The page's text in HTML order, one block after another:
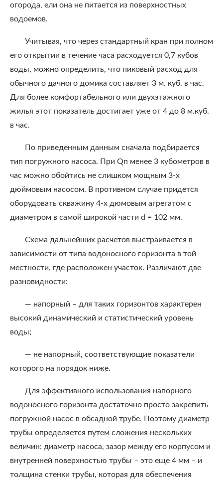
огорода, ели она не питается из поверхностных
водоемов.
Учитывая, что через стандартный кран при полном
его открытии в течение часа расходуется 0,7 кубов
воды, можно определить, что пиковый расход для
обычного дачного домика составляет 3 м. куб. в час.
Для более комфортабельного или двухэтажного
жилья этот показатель достигает уже от 4 до 8 м.куб.
в час.
По приведенным данным сначала подбирается
тип погружного насоса. При Qп менее 3 кубометров в
час можно обойтись не слишком мощным 3-х
дюймовым насосом. В противном случае придется
оборудовать скважину 4-х дюмовым агрегатом с
диаметром в самой широкой части d = 102 мм.
Схема дальнейших расчетов выстраивается в
зависимости от типа водоносного горизонта в той
местности, где расположен участок. Различают две
разновидности:
— напорный – для таких горизонтов характерен
высокий динамический и статистический уровень
воды;
— не напорный, соответствующие показатели
которого на порядок ниже.
Для эффективного использования напорного
водоносного горизонта достаточно просто закрепить
погружной насос в обсадной трубе. Поэтому диаметр
трубы определяется путем сложения нескольких
величин: диаметр насоса, зазор между его корпусом и
внутренней поверхностью трубы – это еще 4 мм – и
толщина стенки трубы, которая для обеспечения